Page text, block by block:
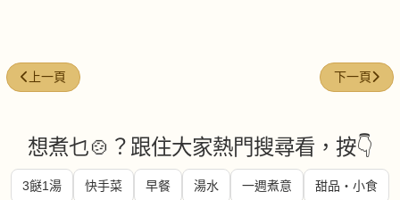
上一篇文章: 今日煮意 (#238)
上一頁 下一篇文
下一頁
想煮乜🍲？跟住大家熱門搜尋看，按👇
3餸1湯 快手菜 早餐 湯水 一週煮意 甜品・小食